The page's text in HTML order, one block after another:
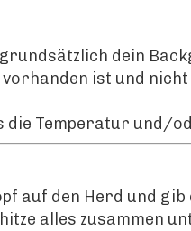
dein
vorhanden ist und
die Temperatur und/
auf den Herd und
alles zusammen